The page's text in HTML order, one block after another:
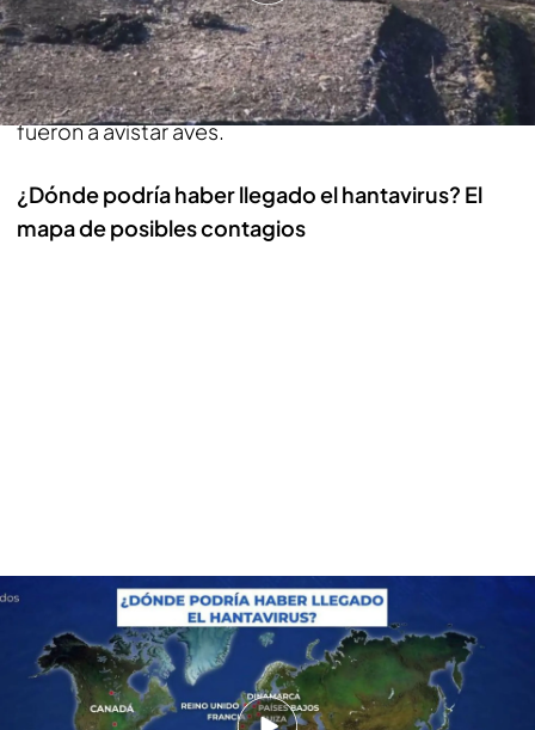
fallecer. Un vertedero en el que existen los
llamados ratones de cola larga, portadores de la
cepa ‘Andes’ de hantavirus y al que los fallecidos
fueron a avistar aves.
¿Dónde podría haber llegado el hantavirus? El
mapa de posibles contagios
¿Dónde podría haber llegado el hantavirus? El mapa de posibles contagios
En menos de un mes hemos pasado de 8 casos
localizados a un mapa de posibles contagios que
cada vez se hace más grande. Estamos ante un